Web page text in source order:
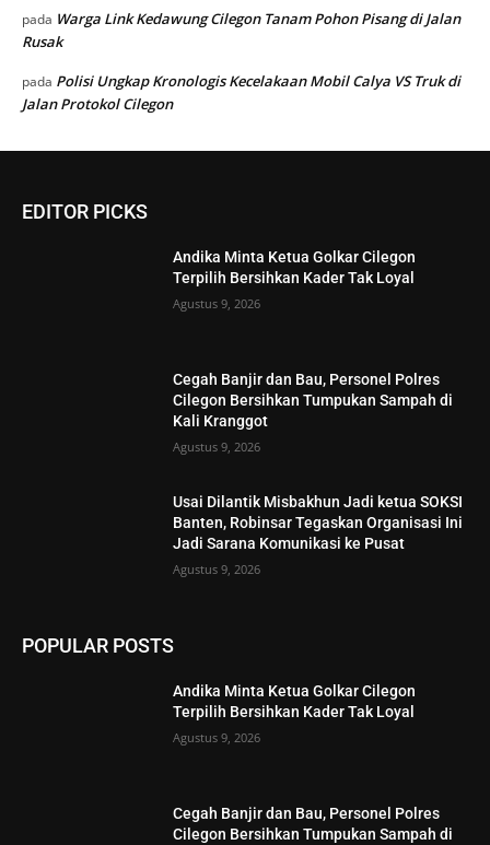
pada Warga Link Kedawung Cilegon Tanam Pohon Pisang di Jalan
Rusak
pada Polisi Ungkap Kronologis Kecelakaan Mobil Calya VS Truk di
Jalan Protokol Cilegon
EDITOR PICKS
Andika Minta Ketua Golkar Cilegon
Terpilih Bersihkan Kader Tak Loyal
Agustus 9, 2026
Cegah Banjir dan Bau, Personel Polres
Cilegon Bersihkan Tumpukan Sampah di
Kali Kranggot
Agustus 9, 2026
Usai Dilantik Misbakhun Jadi ketua SOKSI
Banten, Robinsar Tegaskan Organisasi Ini
Jadi Sarana Komunikasi ke Pusat
Agustus 9, 2026
POPULAR POSTS
Andika Minta Ketua Golkar Cilegon
Terpilih Bersihkan Kader Tak Loyal
Agustus 9, 2026
Cegah Banjir dan Bau, Personel Polres
Cilegon Bersihkan Tumpukan Sampah di